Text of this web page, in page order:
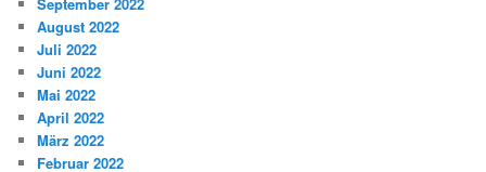
August 2022
Juli 2022
Juni 2022
Mai 2022
April 2022
März 2022
Februar 2022